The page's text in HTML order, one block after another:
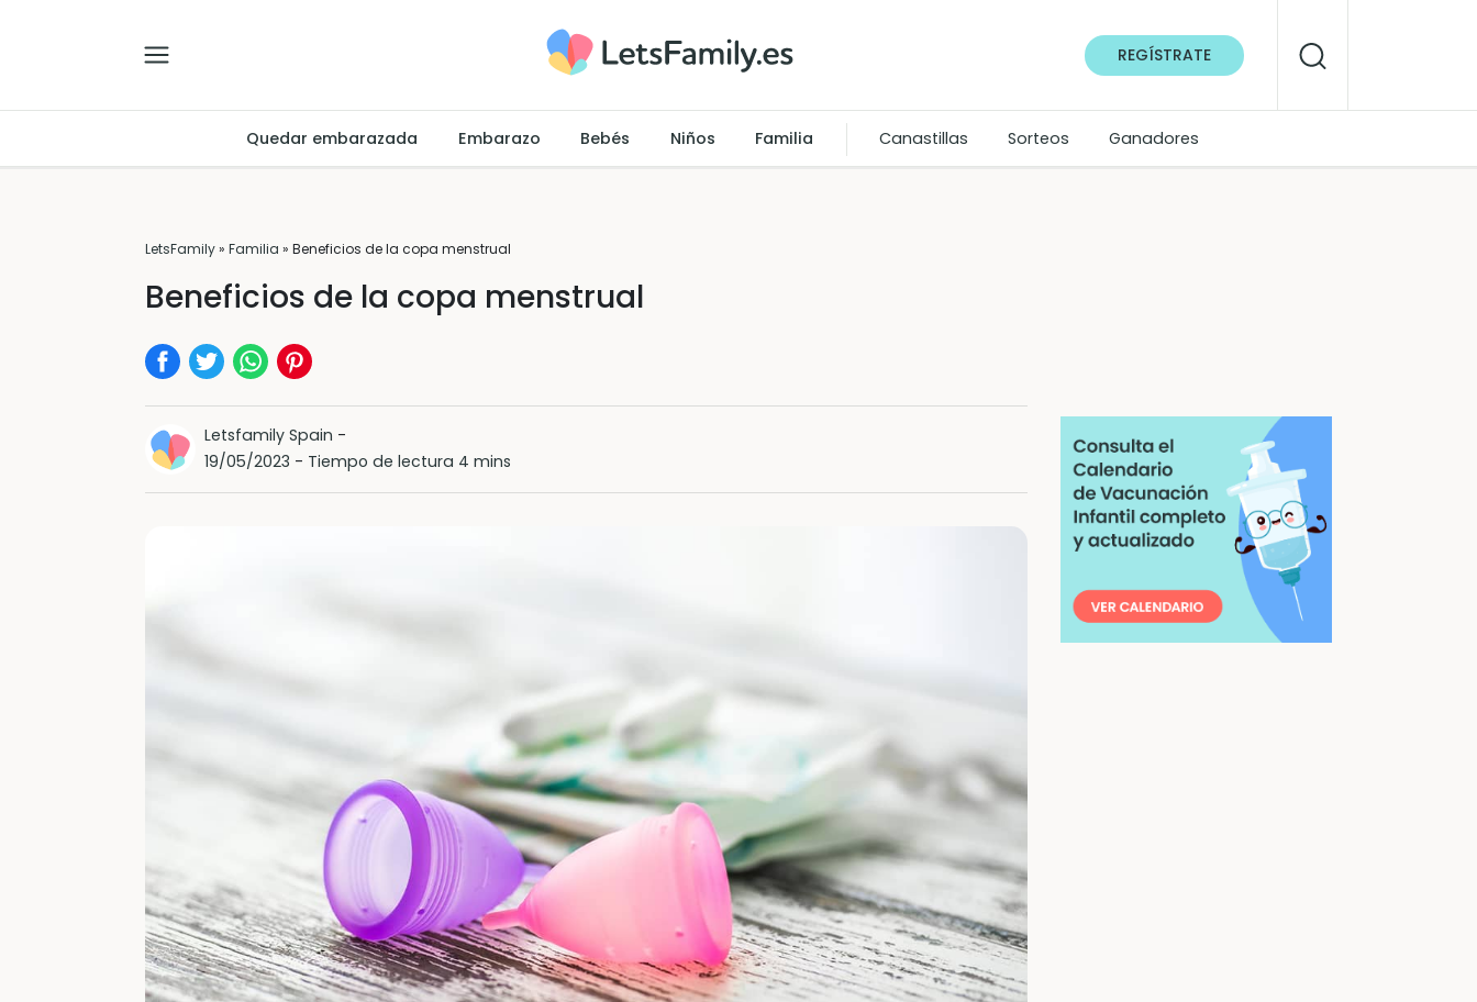
REGÍSTRATE
Quedar embarazada Embarazo Bebés Niños Familia Canastillas Sorteos Ganadores
LetsFamily» Familia » Beneficios de la copa menstrual
Beneficios de la copa menstrual
Letsfamily Spain -
19/05/2023 - Tiempo de lectura 4 mins